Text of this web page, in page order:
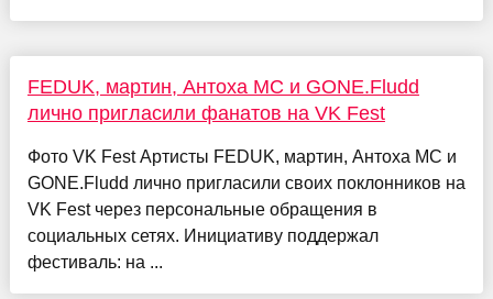
FEDUK, мартин, Антоха MC и GONE.Fludd
лично пригласили фанатов на VK Fest
Фото VK Fest Артисты FEDUK, мартин, Антоха MC и
GONE.Fludd лично пригласили своих поклонников на
VK Fest через персональные обращения в
социальных сетях. Инициативу поддержал
фестиваль: на ...